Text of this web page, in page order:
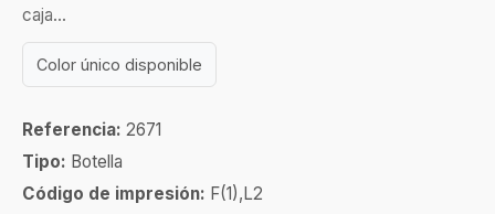
caja...
Color único disponible
Referencia: 2671
Tipo: Botella
Código de impresión: F(1),L2